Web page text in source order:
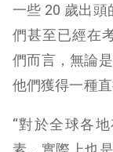
一些 20 歲出
們甚至已經在
們而言，無論
他們獲得一種直
“對於全球各